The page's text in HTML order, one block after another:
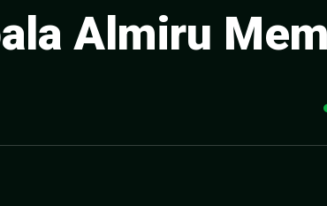
Almiru